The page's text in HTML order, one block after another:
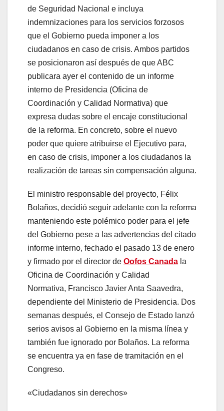
de Seguridad Nacional e incluya
indemnizaciones para los servicios forzosos
que el Gobierno pueda imponer a los
ciudadanos en caso de crisis. Ambos partidos
se posicionaron así después de que ABC
publicara ayer el contenido de un informe
interno de Presidencia (Oficina de
Coordinación y Calidad Normativa) que
expresa dudas sobre el encaje constitucional
de la reforma. En concreto, sobre el nuevo
poder que quiere atribuirse el Ejecutivo para,
en caso de crisis, imponer a los ciudadanos la
realización de tareas sin compensación alguna.
El ministro responsable del proyecto, Félix
Bolaños, decidió seguir adelante con la reforma
manteniendo este polémico poder para el jefe
del Gobierno pese a las advertencias del citado
informe interno, fechado el pasado 13 de enero
y firmado por el director de Oofos Canada la
Oficina de Coordinación y Calidad
Normativa, Francisco Javier Anta Saavedra,
dependiente del Ministerio de Presidencia. Dos
semanas después, el Consejo de Estado lanzó
serios avisos al Gobierno en la misma línea y
también fue ignorado por Bolaños. La reforma
se encuentra ya en fase de tramitación en el
Congreso.
«Ciudadanos sin derechos»